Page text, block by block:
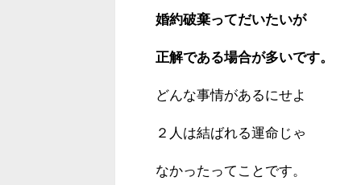
婚約破棄ってだいたいが
正解である場合が多いです。
どんな事情があるにせよ
２人は結ばれる運命じゃ
なかったってことです。